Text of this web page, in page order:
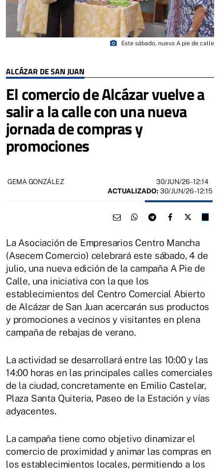
ALCÁZAR DE SAN JUAN
El comercio de Alcázar vuelve a
salir a la calle con una nueva
jornada de compras y
promociones
photo_camera Este sábado, nuevo A pie de calle
GEMA GONZÁLEZ 30/JUN/26- 12:14
ACTUALIZADO: 30/JUN/26 - 12:15
La Asociación de Empresarios Centro Mancha
(Asecem Comercio) celebrará este sábado, 4 de
julio, una nueva edición de la campaña A Pie de
Calle, una iniciativa con la que los
establecimientos del Centro Comercial Abierto
de Alcázar de San Juan acercarán sus productos
y promociones a vecinos y visitantes en plena
campaña de rebajas de verano.
La actividad se desarrollará entre las 10:00 y las
14:00 horas en las principales calles comerciales
de la ciudad, concretamente en Emilio Castelar,
Plaza Santa Quiteria, Paseo de la Estación y vías
adyacentes.
La campaña tiene como objetivo dinamizar el
comercio de proximidad y animar las compras en
los establecimientos locales, permitiendo a los